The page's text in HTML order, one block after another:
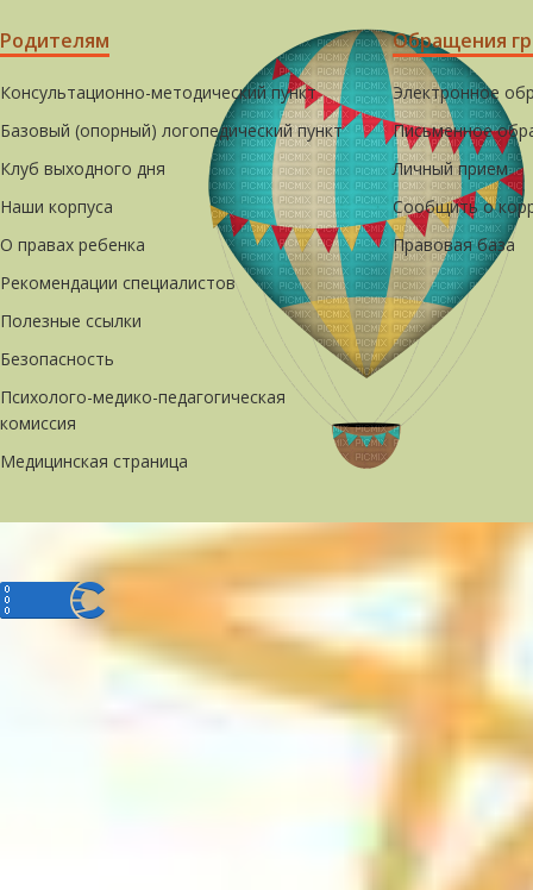
Родителям
Консультационно-методический пункт
Базовый (опорный) логопедический пункт
Клуб выходного дня
Наши корпуса
О правах ребенка
Рекомендации специалистов
Полезные ссылки
Безопасность
Психолого-медико-педагогическая
комиссия
Медицинская страница
Обращения
Электронное
Письменное
Личный прием
Сообщить о
Правовая база